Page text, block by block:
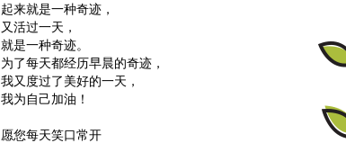
起来就是一种奇迹，
又活过一天，
就是一种奇迹。
为了每天都经历早晨的奇迹，
我又度过了美好的一天，
我为自己加油！
愿您每天笑口常开